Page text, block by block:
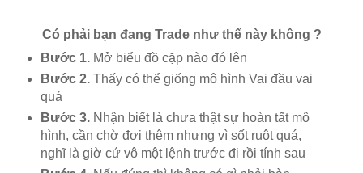
Có phải bạn đang Trade như thế này không ?
Bước 1. Mở biểu đồ cặp nào đó lên
Bước 2. Thấy có thể giống mô hình Vai đầu vai
quá
Bước 3.Nhận biết là chưa thật sự hoàn tất mô
hình, cần chờ đợi thêm nhưng vì sốt ruột quá,
nghĩ là giờ cứ vô một lệnh trước đi rồi tính sau